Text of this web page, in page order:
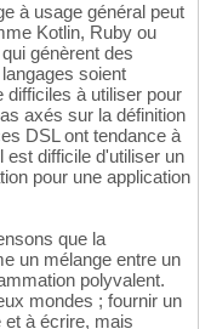
à usage général peut
Kotlin, Ruby ou
génèrent des
soient
à utiliser pour
axés sur la définition
DSL ont tendance à
difficile d'utiliser un
pour une application
que la
un mélange entre un
polyvalent.
mondes ; fournir un
et à écrire, mais